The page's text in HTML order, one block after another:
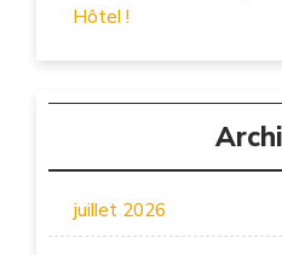
Hôtel !
juillet 2026